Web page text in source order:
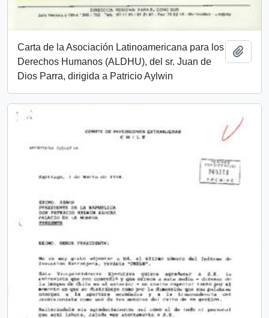
Carta de la Asociación Latinoamericana para los
Derechos Humanos (ALDHU), del sr. Juan de
Dios Parra, dirigida a Patricio Aylwin